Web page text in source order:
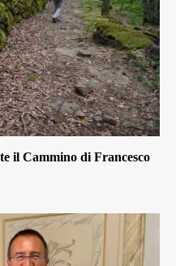
il Cammino di Francesco